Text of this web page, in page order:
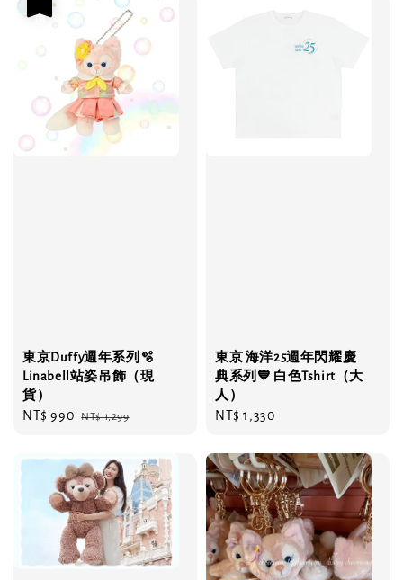
東京Duffy週年系列🫧
Linabell站姿吊飾（現
貨）
Sale
NT$ 990 Regular
NT$ 1,299
東京 海洋25週年閃耀慶
典系列💙 白色Tshirt（大
人）
Regular
NT$ 1,330